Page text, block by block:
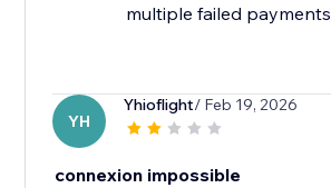
multiple failed payments
YH
Yhioflight/ Feb 19, 2026
connexion impossible